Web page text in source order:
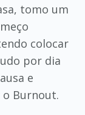
tomo um
colocar
por dia
e
Burnout.